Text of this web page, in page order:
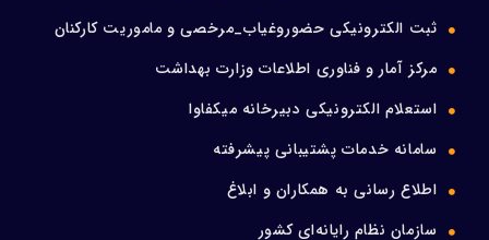
تماس با ما
ثبت الکترونیکی حضوروغیاب_مرخصی و ماموریت کارکنان
مرکز آمار و فناوری اطلاعات وزارت بهداشت
استعلام الکترونیکی دبیرخانه میکفاوا
سامانه خدمات پشتیبانی پیشرفته
اطلاع رسانی به همکاران و ابلاغ
سازمان نظام رایانه‌ای کشور